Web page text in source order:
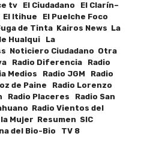
tv El Ciudadano El Clarín–
Itihue El Puelche Foco
de Tinta Kairos News La
Hualqui La
Noticiero Ciudadano Otra
Radio Diferencia Radio
Medios Radio JGM Radio
de Paine Radio Lorenzo
Radio Placeres Radio San
Radio Vientos del
Mujer Resumen SIC
del Bio-Bio TV 8